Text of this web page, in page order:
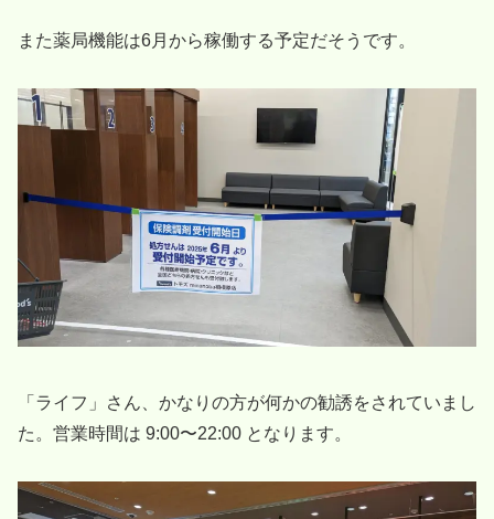
また薬局機能は6月から稼働する予定だそうです。
「ライフ」さん、かなりの方が何かの勧誘をされていまし
た。営業時間は 9:00〜22:00 となります。